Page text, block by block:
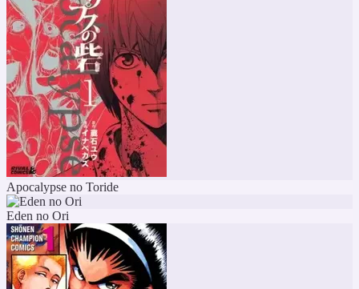
Apocalypse no Toride
Eden no Ori